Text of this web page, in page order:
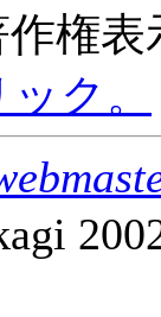
作権
ク。